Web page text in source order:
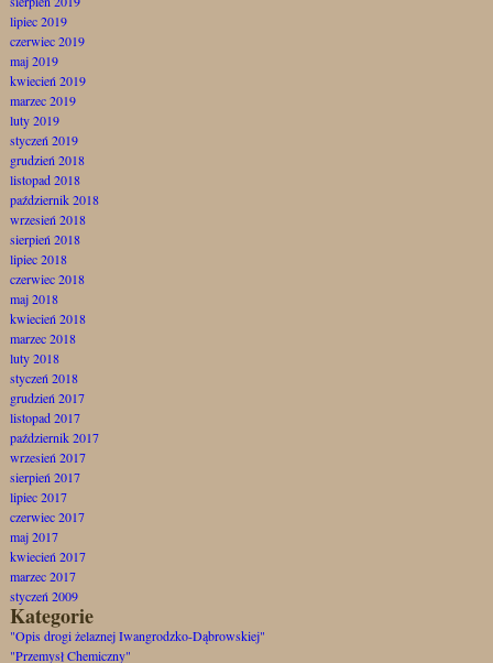
lipiec 2019
czerwiec 2019
maj 2019
kwiecień 2019
marzec 2019
luty 2019
styczeń 2019
grudzień 2018
listopad 2018
październik 2018
wrzesień 2018
sierpień 2018
lipiec 2018
czerwiec 2018
maj 2018
kwiecień 2018
marzec 2018
luty 2018
styczeń 2018
grudzień 2017
listopad 2017
październik 2017
wrzesień 2017
sierpień 2017
lipiec 2017
czerwiec 2017
maj 2017
kwiecień 2017
marzec 2017
styczeń 2009
Kategorie
"Opis drogi żelaznej Iwangrodzko-Dąbrowskiej"
"Przemysł Chemiczny"